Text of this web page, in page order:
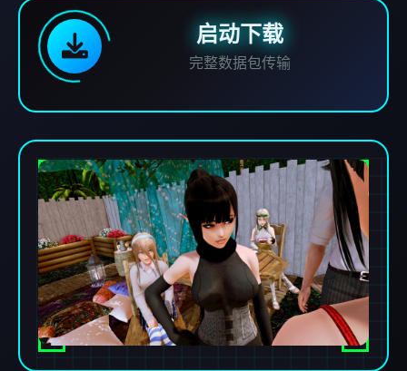
启动下载
完整数据包传输